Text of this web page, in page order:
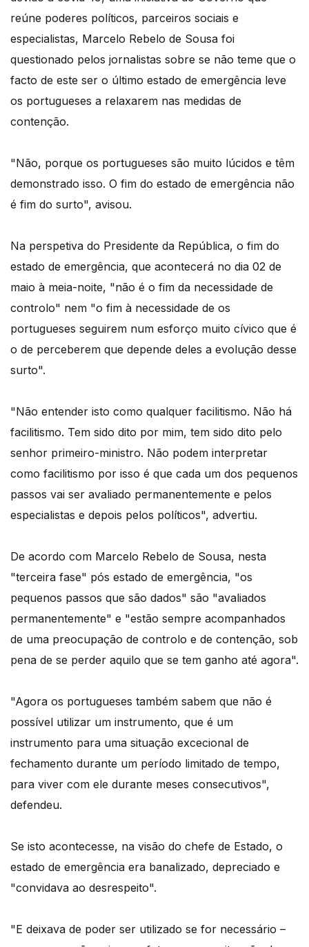
reúne poderes políticos, parceiros sociais e
especialistas, Marcelo Rebelo de Sousa foi
questionado pelos jornalistas sobre se não teme que o
facto de este ser o último estado de emergência leve
os portugueses a relaxarem nas medidas de
contenção.
"Não, porque os portugueses são muito lúcidos e têm
demonstrado isso. O fim do estado de emergência não
é fim do surto", avisou.
Na perspetiva do Presidente da República, o fim do
estado de emergência, que acontecerá no dia 02 de
maio à meia-noite, "não é o fim da necessidade de
controlo" nem "o fim à necessidade de os
portugueses seguirem num esforço muito cívico que é
o de perceberem que depende deles a evolução desse
surto".
"Não entender isto como qualquer facilitismo. Não há
facilitismo. Tem sido dito por mim, tem sido dito pelo
senhor primeiro-ministro. Não podem interpretar
como facilitismo por isso é que cada um dos pequenos
passos vai ser avaliado permanentemente e pelos
especialistas e depois pelos políticos", advertiu.
De acordo com Marcelo Rebelo de Sousa, nesta
"terceira fase" pós estado de emergência, "os
pequenos passos que são dados" são "avaliados
permanentemente" e "estão sempre acompanhados
de uma preocupação de controlo e de contenção, sob
pena de se perder aquilo que se tem ganho até agora".
"Agora os portugueses também sabem que não é
possível utilizar um instrumento, que é um
instrumento para uma situação excecional de
fechamento durante um período limitado de tempo,
para viver com ele durante meses consecutivos",
defendeu.
Se isto acontecesse, na visão do chefe de Estado, o
estado de emergência era banalizado, depreciado e
"convidava ao desrespeito".
"E deixava de poder ser utilizado se for necessário –